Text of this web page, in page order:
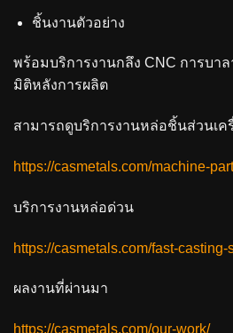
ชิ้นงานตัวอย่าง
พร้อมบริการงานกลึง CNC การบา
มิติหลังการผลิต
สามารถดูบริการงานหล่อชิ้นส่วนเค
https://casmetals.com/machine-
บริการงานหล่อด่วน
https://casmetals.com/fast-casting-
ผลงานที่ผ่านมา
https://casmetals.com/our-work/